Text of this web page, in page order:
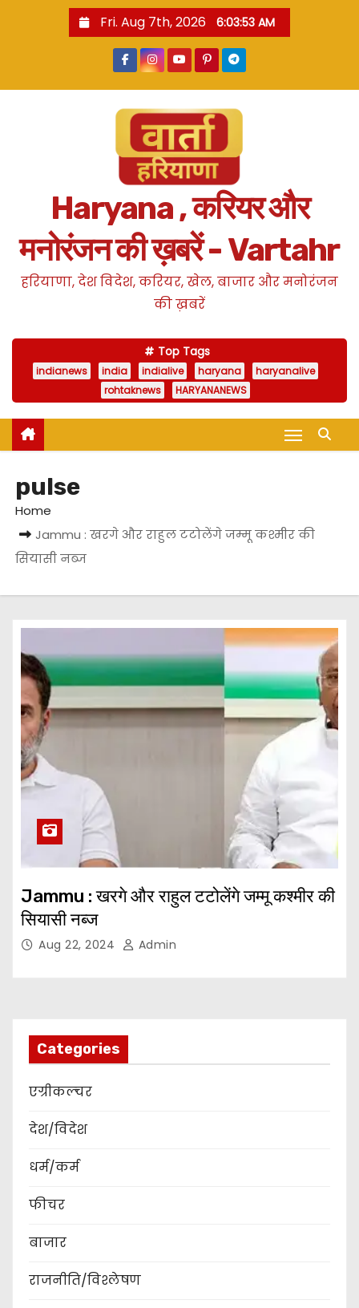
Fri. Aug 7th, 2026 6:03:54 AM
Haryana , करियर और
मनोरंजन की ख़बरें - Vartahr
हरियाणा, देश विदेश, करियर, खेल, बाजार और मनोरंजन
की ख़बरें
Top Tags
indianews india indialive haryana
haryanalive
rohtaknews
HARYANANEWS
pulse
Home
Jammu : खरगे और राहुल टटोलेंगे जम्मू कश्मीर की
सियासी नब्ज
Jammu : खरगे और राहुल टटोलेंगे जम्मू कश्मीर की
सियासी नब्ज
Aug 22, 2024 Admin
Categories
एग्रीकल्चर
देश/विदेश
धर्म/कर्म
फीचर
बाजार
राजनीति/विश्लेषण